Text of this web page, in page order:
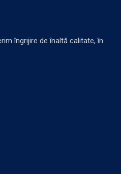
îngrijire de înaltă calitate, în